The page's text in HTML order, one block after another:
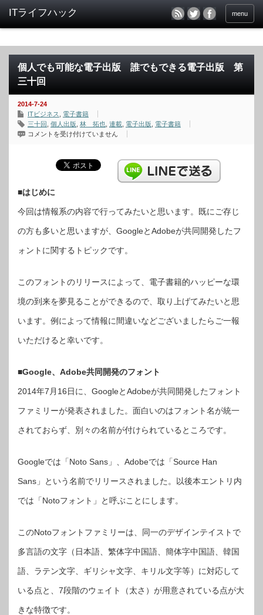
menu
個人でも可能な電子出版 誰でもできる電子出版 第
三十回
2014-7-24
ITビジネス
電子書籍
三十回 個人出版 林 拓也 連載 電子出版
電子書籍
個
子
出
誰
で
で
る
電
第
回
コメントを受け付けていません
■はじめに
今回は情報系の内容で行ってみたいと思います。既にご存じ
の方も多いと思いますが、GoogleとAdobeが共同開発したフ
ォントに関するトピックです。
このフォントのリリースによって、電子書籍的ハッピーな環
境の到来を夢見ることができるので、取り上げてみたいと思
います。例によって情報に間違いなどございましたらご一報
いただけると幸いです。
■Google、Adobe共同開発のフォント
2014年7月16日に、GoogleとAdobeが共同開発したフォント
ファミリーが発表されました。面白いのはフォント名が統一
されておらず、別々の名前が付けられているところです。
Googleでは「Noto Sans」、Adobeでは「Source Han
Sans」という名前でリリースされました。以後本エントリ内
では「Notoフォント」と呼ぶことにします。
このNotoフォントファミリーは、同一のデザインテイストで
多言語の文字（日本語、繁体字中国語、簡体字中国語、韓国
語、ラテン文字、ギリシャ文字、キリル文字等）に対応して
いる点と、7段階のウェイト（太さ）が用意されている点が大
きな特徴です。